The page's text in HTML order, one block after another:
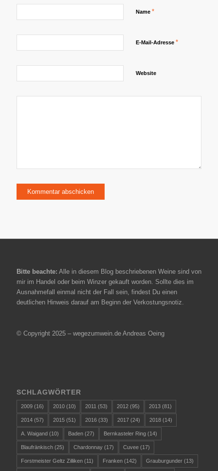
Name *
E-Mail-Adresse *
Website
Bitte beachte: Alle in diesem Blog beschriebenen Weine sind von
mir im Handel oder beim Winzer gekauft worden. Sollte dies im
Ausnahmefall einmal nicht der Fall sein, findest Du einen
deutlichen Hinweis darauf am Beginn der Verkostungsnotiz.
© Copyright 2025 – wegezumwein.de Andreas Oeing
SCHLAGWÖRTER
2009(16) 2010(10) 2011 (53) 2012(95) 2013(81)
2014(57) 2015(51) 2016(33) 2017(24) 2018(14)
A. Waigand (10) Baden(27) Bernkasteler Ring(14)
Blaufränkisch(25) Chardonnay(17) Cuvee(17)
Forstmeister Geltz Zilliken(11) Franken(142) Grauburgunder(13)